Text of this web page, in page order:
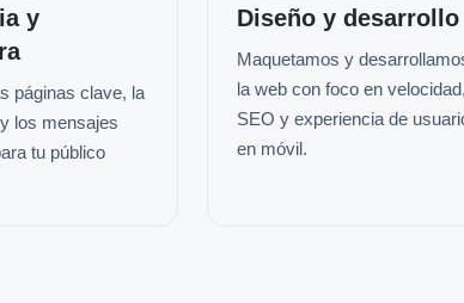
y
páginas clave, la
los mensajes
tu público
Diseño y desarrollo
Maquetamos y
la web con foco en velocidad,
SEO y experiencia de
en móvil.